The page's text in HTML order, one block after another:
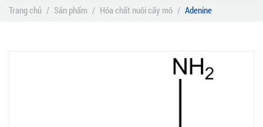
Trang chủ / Sản phẩm / Hóa chất nuôi cấy mô / Adenine